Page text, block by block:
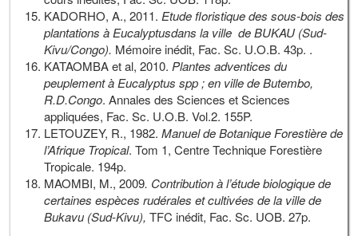
KADORHO, A., 2011. Etude floristique des sous-bois des
plantations à Eucalyptusdans la ville de BUKAU (Sud-
Kivu/Congo). Mémoire inédit, Fac. Sc. U.O.B. 43p. .
KATAOMBA et al, 2010. Plantes adventices du
peuplement à Eucalyptus spp ; en ville de Butembo,
R.D.Congo. Annales des Sciences et Sciences
appliquées, Fac. Sc. U.O.B. Vol.2. 155P.
LETOUZEY, R., 1982.Manuel de Botanique Forestière de
l’Afrique Tropical. Tom 1, Centre Technique Forestière
Tropicale. 194p.
MAOMBI, M., 2009. Contribution à l’étude biologique de
certaines espèces rudérales et cultivées de la ville de
Bukavu (Sud-Kivu),TFC inédit, Fac. Sc. UOB. 27p.